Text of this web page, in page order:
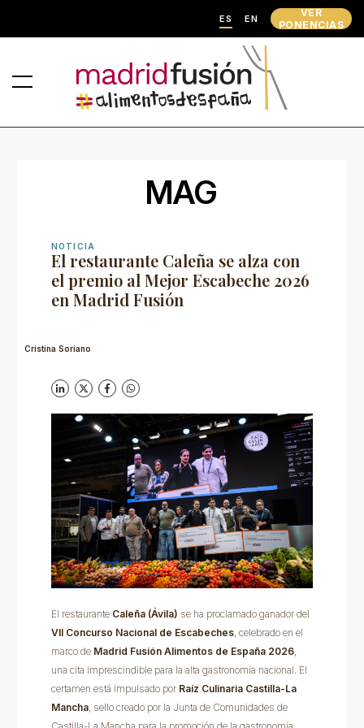
ES EN
VER
PONENCIAS
MAG
NOTICIA
El restaurante Caleña se alza con
el premio al Mejor Escabeche 2026
en Madrid Fusión
Cristina Soriano
El restaurante Caleña (Ávila) se ha proclamado ganador del
VII Concurso Nacional de Escabeches, celebrado en el
marco de Madrid Fusión Alimentos de España 2026,
una cita imprescindible para la alta gastronomía nacional. El
certamen está impulsado por Raíz Culinaria Castilla-La
Mancha, sello creado por la Junta de Comunidades de